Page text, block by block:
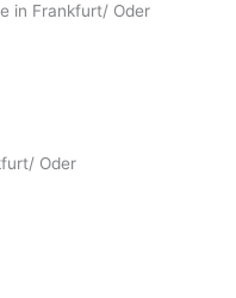
in Frankfurt/ Oder
Oder